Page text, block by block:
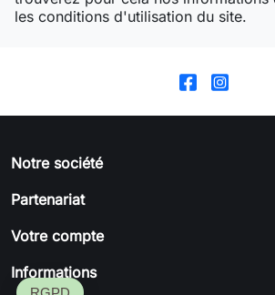
les conditions d'utilisation du site.
Notre société
Partenariat
Votre compte
Informations